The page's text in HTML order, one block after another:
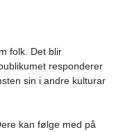
folk. Det blir
responderer
sin i andre kulturar
kan følge med på